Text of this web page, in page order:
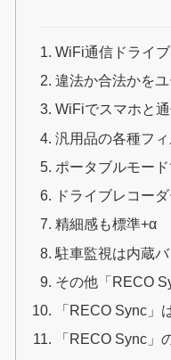
WiFi通信ドライ
違法か合法かを
WiFiでスマホと
汎用品の各種フ
ポータブルモー
ドライブレコー
精細感も標準+α
駐車監視は内蔵
その他「RECO
「RECO Sync」
「RECO Sync」